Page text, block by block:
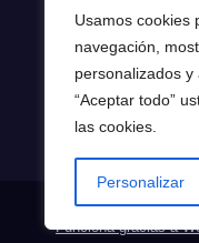
Usamos cookies
navegación,
personalizados
“Aceptar todo”
las cookies.
Personalizar
Crónica 24
Funciona gracias a